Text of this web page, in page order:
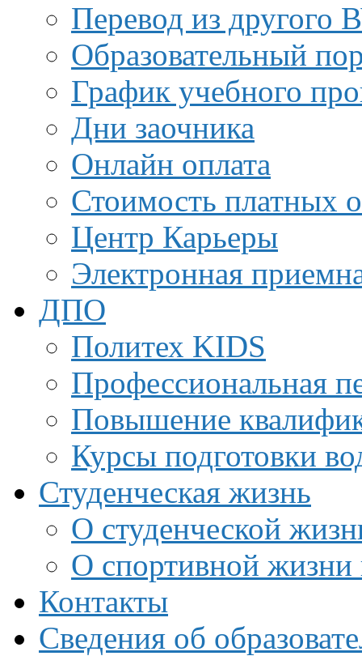
Перевод из другого
Образовательный
График учебного
Дни заочника
Онлайн оплата
Стоимость платных
Центр Карьеры
Электронная
ДПО
Политех KIDS
Профессиональная
Повышение
Курсы подготовки
Студенческая жизнь
О студенческой
О спортивной жизни
Контакты
Сведения об